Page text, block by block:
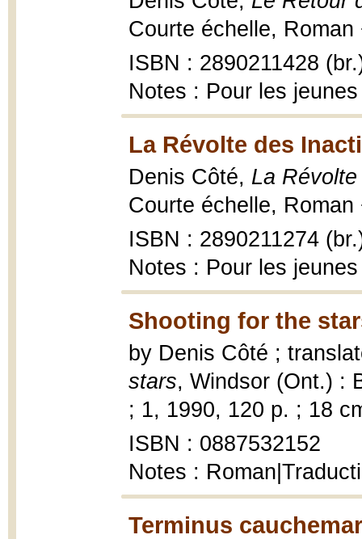
Courte échelle,
ISBN : 2890211428
Notes : Pour les jeunes
La Révolte des
Denis Côté, La
Courte échelle,
ISBN : 2890211274
Notes : Pour les
Shooting for the
by Denis Côté ;
stars, Windsor (Ont.) :
; 1, 1990, 120 p. ; 18
ISBN : 0887532152
Notes :
Terminus